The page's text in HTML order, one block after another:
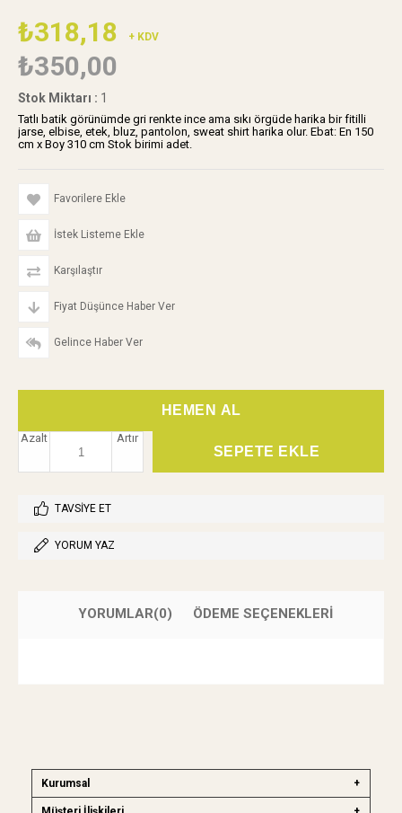
₺318,18 + KDV
₺350,00
Stok Miktarı : 1
Tatlı batik görünümde gri renkte ince ama sıkı örgüde harika bir fitilli
jarse, elbise, etek, bluz, pantolon, sweat shirt harika olur. Ebat: En 150
cm x Boy 310 cm Stok birimi adet.
Favorilere Ekle
İstek Listeme Ekle
Karşılaştır
Fiyat Düşünce Haber Ver
Gelince Haber Ver
Artır
Azalt
TAVSIYE ET
YORUM YAZ
YORUMLAR(0) ÖDEME SEÇENEKLERI
Kurumsal